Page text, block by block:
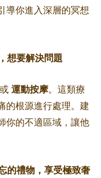
導你進入深層的冥想
想要解決問題
運動按摩。這類療
的根源進行處理。建
你的不適區域，讓他
的禮物，享受極致奢